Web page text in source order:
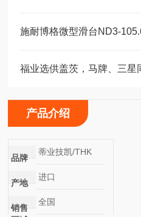
产品介绍
品牌
蒂业技凯/THK
产地
进口
销售
全国